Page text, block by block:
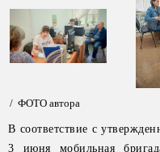
/ ФОТО автора
В соответствие с
3 июня мобильная